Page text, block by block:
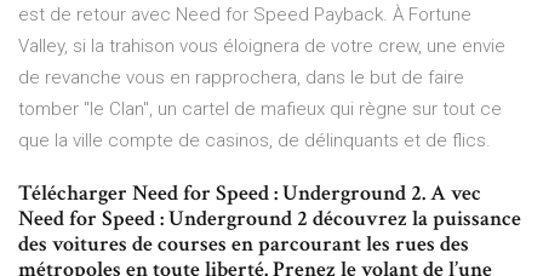
est de retour avec Need for Speed Payback. À Fortune
Valley, si la trahison vous éloignera de votre crew, une envie
de revanche vous en rapprochera, dans le but de faire
tomber "le Clan", un cartel de mafieux qui règne sur tout ce
que la ville compte de casinos, de délinquants et de flics.
Télécharger Need for Speed : Underground 2. A vec
Need for Speed : Underground 2 découvrez la puissance
des voitures de courses en parcourant les rues des
métropoles en toute liberté. Prenez le volant de l’une